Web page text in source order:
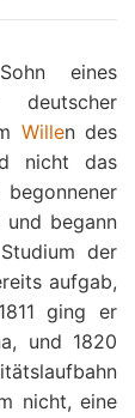
eines
deutscher
Willen des
nicht das
und begann
der
aufgab,
ging er
und 1820
nicht, eine